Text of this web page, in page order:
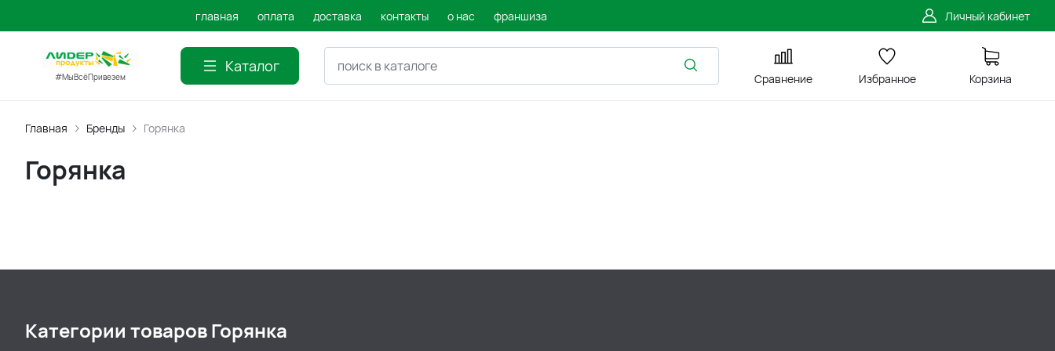
главная оплата доставка контакты о нас франшиза Личный кабинет
#МыВсёПривезем
Каталог
Сравнение Избранное Корзина
Главная Бренды Горянка
Горянка
Категории товаров Горянка